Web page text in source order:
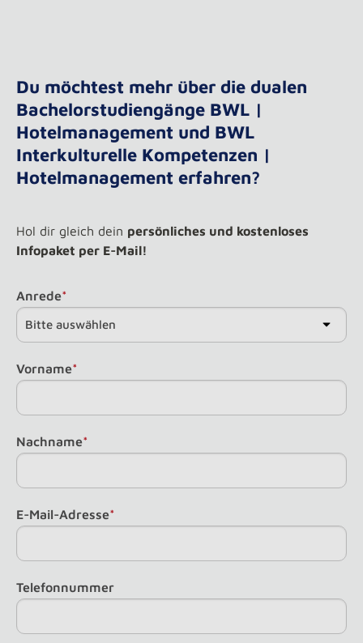
Du möchtest mehr über die dualen
Bachelorstudiengänge BWL |
Hotelmanagement und BWL
Interkulturelle Kompetenzen |
Hotelmanagement erfahren?
Hol dir gleich dein persönliches und kostenloses
Infopaket per E-Mail!
Anrede*
Vorname*
Nachname*
E-Mail-Adresse*
Telefonnummer